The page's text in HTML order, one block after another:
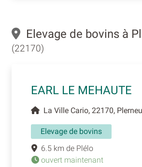
Elevage de bovins à
(22170)
EARL LE MEHAUTE
La Ville Cario, 22170,
Elevage de bovins
6.5 km de Plélo
ouvert maintenant